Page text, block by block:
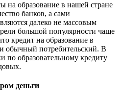
на образование в нашей стране
банков, а сами
далеко не массовым
большой популярности чаще
кредит на образование в
обычный потребительский. В
по образовательному кредиту
деньги